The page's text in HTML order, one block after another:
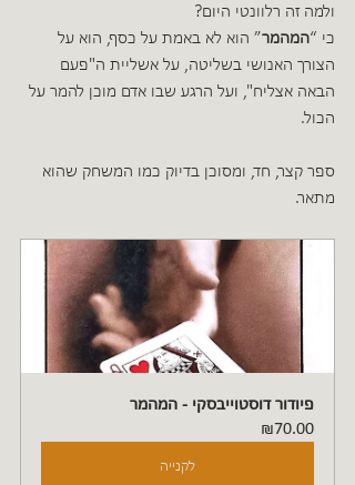
ולמה זה רלוונטי היום?
כי “המהמר” הוא לא באמת על כסף, הוא על
הצורך האנושי בשליטה, על אשליית ה"פעם
הבאה אצליח", ועל הרגע שבו אדם מוכן להמר על
הכול.
ספר קצר, חד, ומסוכן בדיוק כמו המשחק שהוא
מתאר.
פיודור דוסטוייבסקי - המהמר
₪70.00
לקנייה